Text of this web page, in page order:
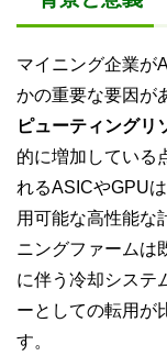
マイニング企業が
かの重要な要因が
ピューティングリ
的に増加している
れるASICやGPU
用可能な高性能な
ニングファームは
に伴う冷却システ
ーとしての転用が
す。